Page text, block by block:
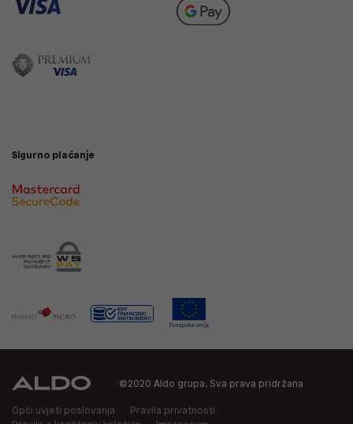
Sigurno plaćanje
©2020 Aldo grupa. Sva prava pridržana
Opći uvjeti poslovanja
Pravila privatnosti